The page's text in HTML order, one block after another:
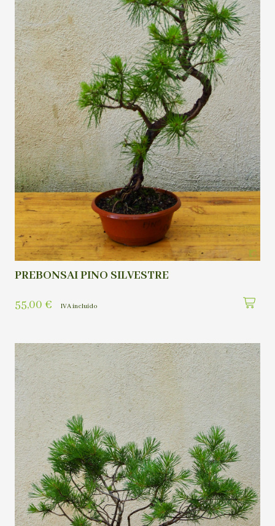
PREBONSAI PINO SILVESTRE
55,00 € IVA incluído